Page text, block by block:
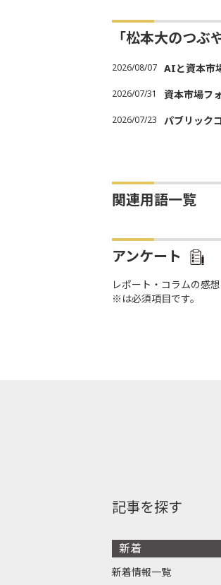
「松本大のつぶ
2026/08/07 AIと資本市
2026/07/31 資本市場フ
2026/07/23 パブリック
関連用語一覧
アンケート
レポート・コラムの感
※は必須項目です。
記事を探す
新着
新着情報一覧